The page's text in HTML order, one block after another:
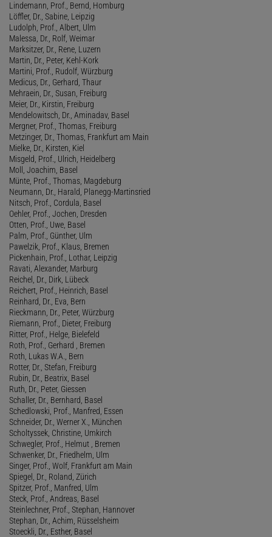
Lindemann, Prof., Bernd, Homburg
Löffler, Dr., Sabine, Leipzig
Ludolph, Prof., Albert, Ulm
Malessa, Dr., Rolf, Weimar
Marksitzer, Dr., Rene, Luzern
Martin, Dr., Peter, Kehl-Kork
Martini, Prof., Rudolf, Würzburg
Medicus, Dr., Gerhard, Thaur
Mehraein, Dr., Susan, Freiburg
Meier, Dr., Kirstin, Freiburg
Mendelowitsch, Dr., Aminadav, Basel
Mergner, Prof., Thomas, Freiburg
Metzinger, Dr., Thomas, Frankfurt am Main
Mielke, Dr., Kirsten, Kiel
Misgeld, Prof., Ulrich, Heidelberg
Moll, Joachim, Basel
Münte, Prof., Thomas, Magdeburg
Neumann, Dr., Harald, Planegg-Martinsried
Nitsch, Prof., Cordula, Basel
Oehler, Prof., Jochen, Dresden
Otten, Prof., Uwe, Basel
Palm, Prof., Günther, Ulm
Pawelzik, Prof., Klaus, Bremen
Pickenhain, Prof., Lothar, Leipzig
Ravati, Alexander, Marburg
Reichel, Dr., Dirk, Lübeck
Reichert, Prof., Heinrich, Basel
Reinhard, Dr., Eva, Bern
Rieckmann, Dr., Peter, Würzburg
Riemann, Prof., Dieter, Freiburg
Ritter, Prof., Helge, Bielefeld
Roth, Prof., Gerhard , Bremen
Roth, Lukas W.A., Bern
Rotter, Dr., Stefan, Freiburg
Rubin, Dr., Beatrix, Basel
Ruth, Dr., Peter, Giessen
Schaller, Dr., Bernhard, Basel
Schedlowski, Prof., Manfred, Essen
Schneider, Dr., Werner X., München
Scholtyssek, Christine, Umkirch
Schwegler, Prof., Helmut , Bremen
Schwenker, Dr., Friedhelm, Ulm
Singer, Prof., Wolf, Frankfurt am Main
Spiegel, Dr., Roland, Zürich
Spitzer, Prof., Manfred, Ulm
Steck, Prof., Andreas, Basel
Steinlechner, Prof., Stephan, Hannover
Stephan, Dr., Achim, Rüsselsheim
Stoeckli, Dr., Esther, Basel